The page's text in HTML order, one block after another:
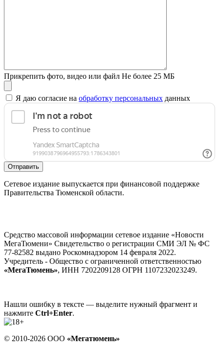
Прикрепить фото, видео или файл Не более 25 МБ
Я даю согласие на обработку персональных данных
Отправить
Сетевое издание выпускается при финансовой поддержке
Правительства Тюменской области.
Средство массовой информации сетевое издание «Новости
МегаТюмени» Свидетельство о регистрации СМИ ЭЛ № ФС
77-82582 выдано Роскомнадзором 14 февраля 2022.
Учредитель - Общество с ограниченной ответственностью
«МегаТюмень», ИНН 7202209128 ОГРН 1107232023249.
Нашли ошибку в тексте — выделите нужный фрагмент и
нажмите Ctrl+Enter.
© 2010-2026 ООО «Мегатюмень»